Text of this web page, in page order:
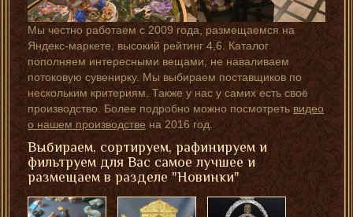
Мы честно работаем с 2009 года, размещаемся на
Яндекс-маркете, высокий рейтинг 4,6. Каталог
пополняем интересными вещами, не наваливаем
потоковую сувенирку. Мы выбираем поставщиков по
нескольким критериям. Также у нас у самих есть своё
производство. Более подробно можно посмотретьвидео
о нашем производствена 2016 год.
Выбираем, сортируем, рафинируем и
фильтруем для Вас самое лучшее и
размещаем в разделе "Новинки"